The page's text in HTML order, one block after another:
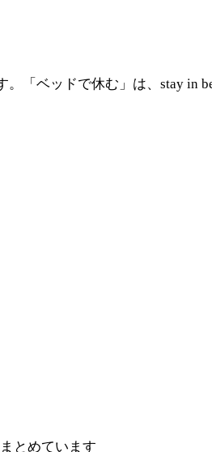
「ベッドで休む」は、stay in
とめています